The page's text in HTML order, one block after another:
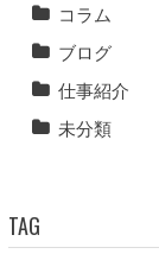
コラム
ブログ
仕事紹介
未分類
TAG